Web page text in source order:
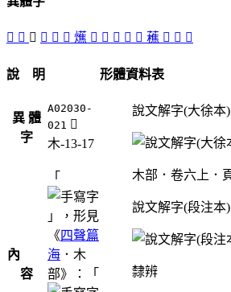
󲹮 󲹯 󲹸 󲹷 𣟶 󲹰 爑 󲹳 󲹲 𦿕 󲹱 󲹶 藮 󲹵 󲹴 𧄡
說 明
異 體
字
A02030-
021 󲹸
木-13-17
內
容
「
」，形見
《四聲篇
海 ．木
部》：「
形體資料表
說文解字(大徐本)
木部．卷六上．
說文解字(段注本)
隸辨